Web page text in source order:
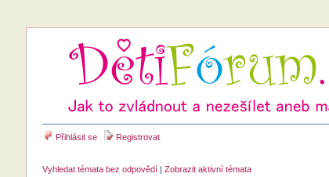
Přihlásit se Registrovat
Vyhledat témata bez odpovědí| Zobrazit aktivní témata